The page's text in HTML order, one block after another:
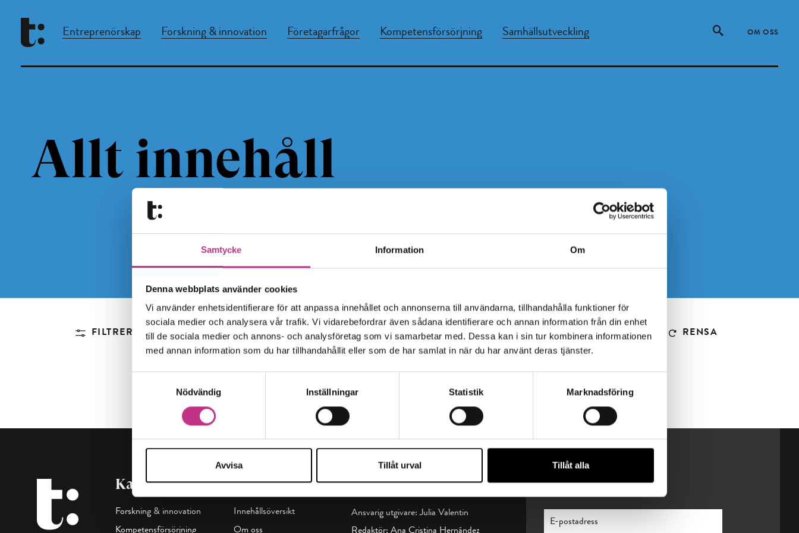
Samtycke Information Om
Denna webbplats använder cookies
Vi använder enhetsidentifierare för att anpassa innehållet och annonserna till användarna, tillhandahålla funktioner för
sociala medier och analysera vår trafik. Vi vidarebefordrar även sådana identifierare och annan information från din enhet
till de sociala medier och annons- och analysföretag som vi samarbetar med. Dessa kan i sin tur kombinera informationen
med annan information som du har tillhandahållit eller som de har samlat in när du har använt deras tjänster.
Nödvändig
Inställningar Statistik Marknadsföring
Avvisa Tillåt urval Tillåt alla
Entreprenörskap Forskning & innovation Företagarfrågor Kompetensförsörjning Samhällsutveckling OM OSS
Allt innehåll
FILTRERA RENSA
Kategorier
Forskning & innovation
Kompetensförsörjning
Magasin t:
Innehållsöversikt
Om oss
Kontakta oss
Ansvarig utgivare: Julia Valentin
Nyhetsbrev